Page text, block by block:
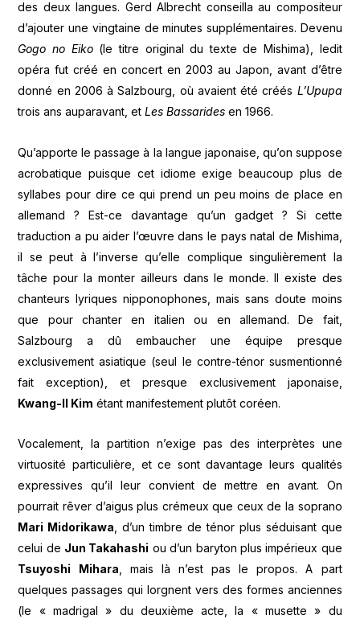
des deux langues. Gerd Albrecht conseilla au compositeur
d’ajouter une vingtaine de minutes supplémentaires. Devenu
Gogo no Eiko (le titre original du texte de Mishima), ledit
opéra fut créé en concert en 2003 au Japon, avant d’être
donné en 2006 à Salzbourg, où avaient été créés L’Upupa
trois ans auparavant, etLes Bassaridesen 1966.
Qu’apporte le passage à la langue japonaise, qu’on suppose
acrobatique puisque cet idiome exige beaucoup plus de
syllabes pour dire ce qui prend un peu moins de place en
allemand ? Est-ce davantage qu’un gadget ? Si cette
traduction a pu aider l’œuvre dans le pays natal de Mishima,
il se peut à l’inverse qu’elle complique singulièrement la
tâche pour la monter ailleurs dans le monde. Il existe des
chanteurs lyriques nipponophones, mais sans doute moins
que pour chanter en italien ou en allemand. De fait,
Salzbourg a dû embaucher une équipe presque
exclusivement asiatique (seul le contre-ténor susmentionné
fait exception), et presque exclusivement japonaise,
Kwang-Il Kim étant manifestement plutôt coréen.
Vocalement, la partition n’exige pas des interprètes une
virtuosité particulière, et ce sont davantage leurs qualités
expressives qu’il leur convient de mettre en avant. On
pourrait rêver d’aigus plus crémeux que ceux de la soprano
Mari Midorikawa, d’un timbre de ténor plus séduisant que
celui de Jun Takahashi ou d’un baryton plus impérieux que
Tsuyoshi Mihara, mais là n’est pas le propos. A part
quelques passages qui lorgnent vers des formes anciennes
(le « madrigal » du deuxième acte, la « musette » du